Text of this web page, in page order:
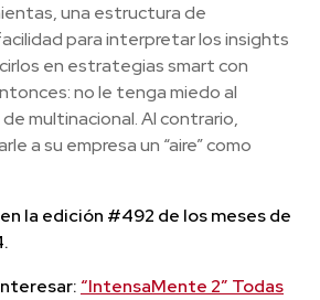
una estructura de
para interpretar los insights
en estrategias smart con
no le tenga miedo al
multinacional. Al contrario,
a su empresa un “aire” como
la edición #492 de los meses de
“IntensaMente 2” Todas